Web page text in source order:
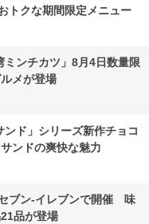
トクな期間限定メニュー
ンチカツ」8月4日数量限
メが登場
ド」シリーズ新作チョコ
ンドの爽快な魅力
ブン-イレブンで開催 味
品が登場